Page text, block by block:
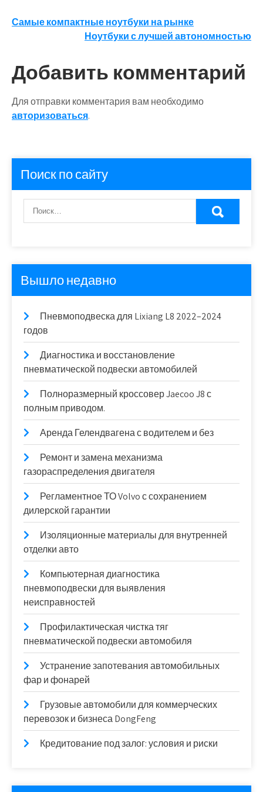
Навигация
записям
Самые компактные ноутбуки на рынке
Ноутбуки с лучшей автономностью
Добавить комментарий
Для отправки комментария вам необходимо
авторизоваться.
Поиск по сайту
Вышло недавно
Пневмоподвеска для Lixiang L8 2022–2024
годов
Диагностика и восстановление
пневматической подвески автомобилей
Полноразмерный кроссовер Jaecoo J8 с
полным приводом.
Аренда Гелендвагена с водителем и без
Ремонт и замена механизма
газораспределения двигателя
Регламентное ТО Volvo с сохранением
дилерской гарантии
Изоляционные материалы для внутренней
отделки авто
Компьютерная диагностика
пневмоподвески для выявления
неисправностей
Профилактическая чистка тяг
пневматической подвески автомобиля
Устранение запотевания автомобильных
фар и фонарей
Грузовые автомобили для коммерческих
перевозок и бизнеса DongFeng
Кредитование под залог: условия и риски